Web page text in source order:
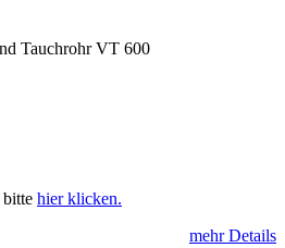
Tauchrohr VT 600
hier klicken.
mehr Details